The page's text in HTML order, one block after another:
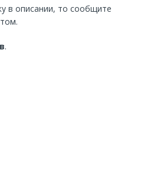
в описании, то сообщите
.